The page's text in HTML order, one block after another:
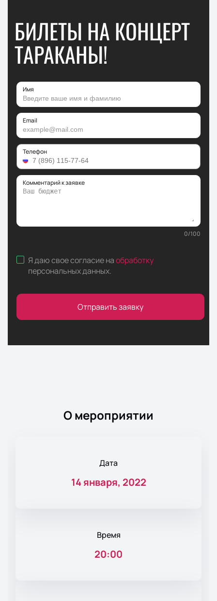
БИЛЕТЫ НА КОНЦЕРТ
ТАРАКАНЫ!
Имя
Email
Телефон
Комментарий к заявке
0/100
Я даю свое согласие наобработку
персональных данных.
Отправить заявку
О мероприятии
Дата
14 января, 2022
Время
20:00